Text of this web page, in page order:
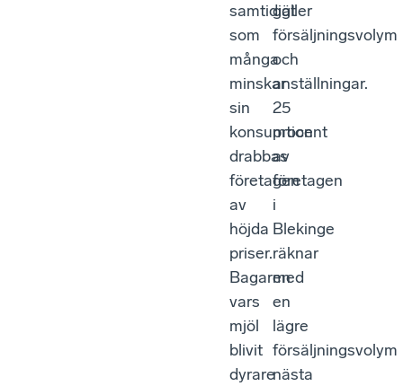
samtidigt
som
många
minskar
sin
konsumtion
drabbas
företagen
av
höjda
priser.
Bagaren
vars
mjöl
blivit
dyrare
gäller
försäljningsvolym
och
anställningar.
25
procent
av
företagen
i
Blekinge
räknar
med
en
lägre
försäljningsvolym
nästa